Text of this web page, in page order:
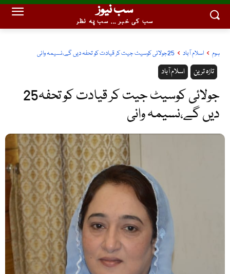
سب نیوز
سب کی خبر ... سب پہ نظر
ہوم اسلام آباد 25جولائی کوسیٹ جیت کر قیادت کو تحفہ دیں گے،نسیمہ وانی
اسلام آباد تازہ ترین
25جولائی کوسیٹ جیت کر قیادت کو تحفہ
دیں گے،نسیمہ وانی